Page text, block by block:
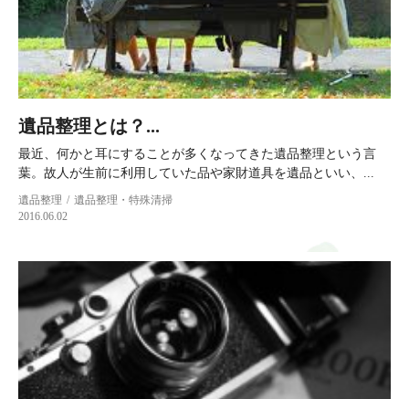
遺品整理とは？...
最近、何かと耳にすることが多くなってきた遺品整理という言
葉。故人が生前に利用していた品や家財道具を遺品といい、...
遺品整理
遺品整理・特殊清掃
2016.06.02